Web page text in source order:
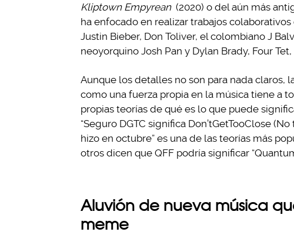
Kliptown Empyrean (2020) o del aún más
ha enfocado en realizar trabajos
Justin Bieber, Don Toliver, el colombiano J
neoyorquino Josh Pan y Dylan Brady, Four Tet,
Aunque los detalles no son para nada
como una fuerza propia en la música tiene a
propias teorías de qué es lo que puede
“Seguro DGTC significa Don’tGetTooClose
hizo en octubre” es una de las teorías más
otros dicen que QFF podría significar
Aluvión de nueva música
meme